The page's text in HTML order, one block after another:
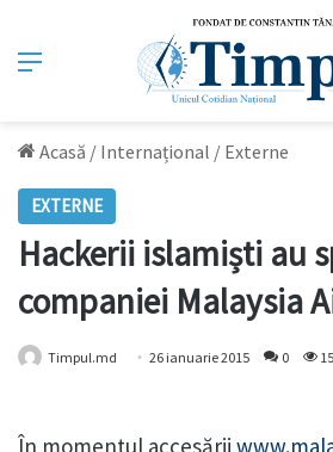
Meniu
Acasă / Internațional / Externe
EXTERNE
Hackerii islamiști au
companiei Malaysia
Timpul.md 26 ianuarie 2015 0 15